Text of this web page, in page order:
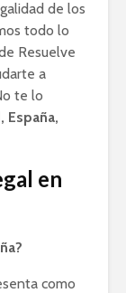
de los
todo lo
Resuelve
a
te lo
España,
en
como